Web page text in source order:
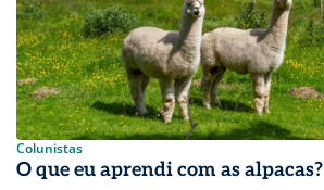
Colunistas
O que eu aprendi com as alpacas?